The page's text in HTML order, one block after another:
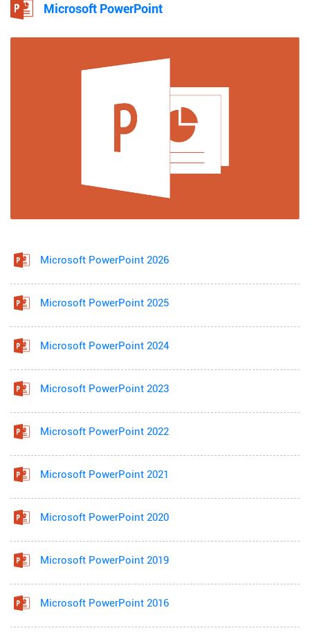
Microsoft PowerPoint
Microsoft PowerPoint 2026
Microsoft PowerPoint 2025
Microsoft PowerPoint 2024
Microsoft PowerPoint 2023
Microsoft PowerPoint 2022
Microsoft PowerPoint 2021
Microsoft PowerPoint 2020
Microsoft PowerPoint 2019
Microsoft PowerPoint 2016